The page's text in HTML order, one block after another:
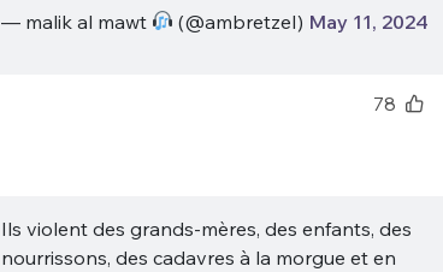
— malik al mawt (@ambretzeI) May 11, 2024
78
Ils violent des grands-mères, des enfants, des
nourrissons, des cadavres à la morgue et en